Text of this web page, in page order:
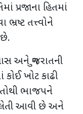
પ્રજાના હિતમાં
તત્ત્વોને
અને ગુજરાતની
કોઈ ખોટ કાઢી
ભાજપને
આવી છે અને